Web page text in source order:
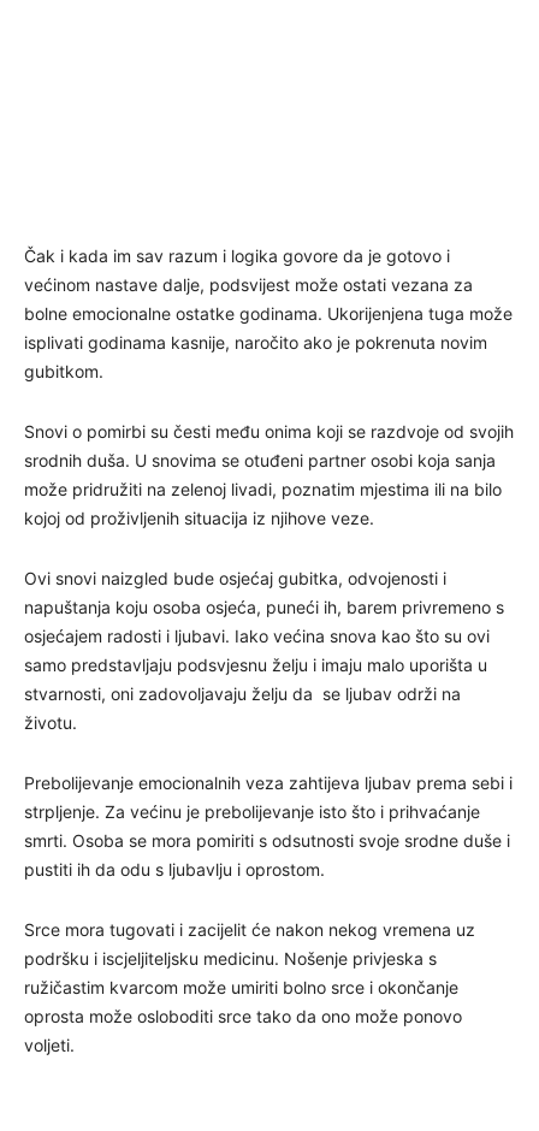
Čak i kada im sav razum i logika govore da je gotovo i
većinom nastave dalje, podsvijest može ostati vezana za
bolne emocionalne ostatke godinama. Ukorijenjena tuga može
isplivati godinama kasnije, naročito ako je pokrenuta novim
gubitkom.
Snovi o pomirbi su česti među onima koji se razdvoje od svojih
srodnih duša. U snovima se otuđeni partner osobi koja sanja
može pridružiti na zelenoj livadi, poznatim mjestima ili na bilo
kojoj od proživljenih situacija iz njihove veze.
Ovi snovi naizgled bude osjećaj gubitka, odvojenosti i
napuštanja koju osoba osjeća, puneći ih, barem privremeno s
osjećajem radosti i ljubavi. Iako većina snova kao što su ovi
samo predstavljaju podsvjesnu želju i imaju malo uporišta u
stvarnosti, oni zadovoljavaju želju da se ljubav održi na
životu.
Prebolijevanje emocionalnih veza zahtijeva ljubav prema sebi i
strpljenje. Za većinu je prebolijevanje isto što i prihvaćanje
smrti. Osoba se mora pomiriti s odsutnosti svoje srodne duše i
pustiti ih da odu s ljubavlju i oprostom.
Srce mora tugovati i zacijelit će nakon nekog vremena uz
podršku i iscjeljiteljsku medicinu. Nošenje privjeska s
ružičastim kvarcom može umiriti bolno srce i okončanje
oprosta može osloboditi srce tako da ono može ponovo
voljeti.